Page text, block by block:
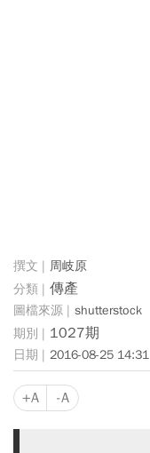
周岐原
傳產
shutterstock
1027期
2016-08-25 14:31
+A -A